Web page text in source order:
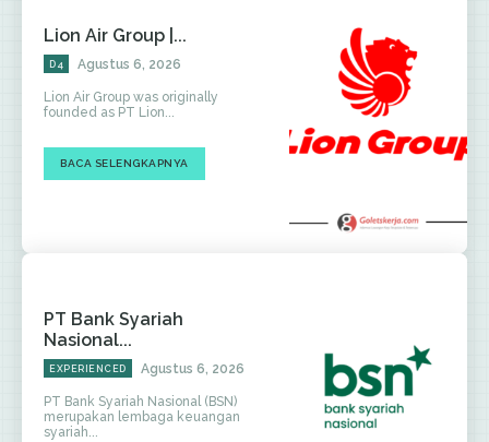
Lion Air Group |...
D4 Agustus 6, 2026
Lion Air Group was originally
founded as PT Lion...
BACA SELENGKAPNYA
PT Bank Syariah
Nasional...
EXPERIENCED Agustus 6, 2026
PT Bank Syariah Nasional (BSN)
merupakan lembaga keuangan
syariah...